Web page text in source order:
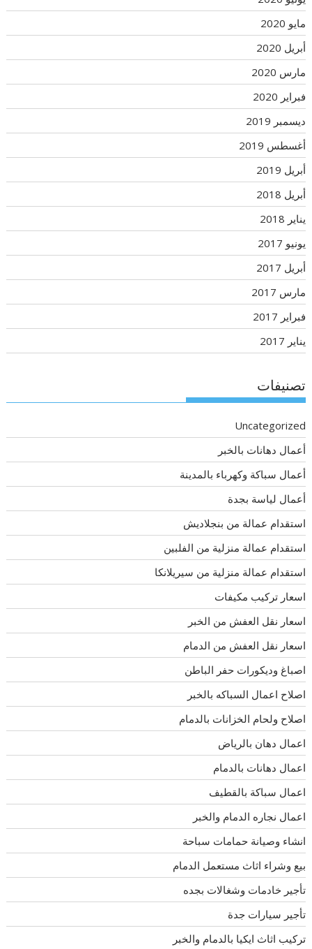
مايو 2020
أبريل 2020
مارس 2020
فبراير 2020
ديسمبر 2019
أغسطس 2019
أبريل 2019
أبريل 2018
يناير 2018
يونيو 2017
أبريل 2017
مارس 2017
فبراير 2017
يناير 2017
تصنيفات
Uncategorized
أعمال دهانات بالخبر
أعمال سباكة وكهرباء بالمدينة
أعمال لياسة بجدة
استقدام عمالة من بنجلاديش
استقدام عمالة منزلية من الفلبين
استقدام عمالة منزلية من سيريلانكا
اسعار تركيب مكيفات
اسعار نقل العفش من الخبر
اسعار نقل العفش من الدمام
اصباغ وديكورات حفر الباطن
اصلاح اعمال السباكه بالخبر
اصلاح ولحام الخزانات بالدمام
اعمال دهان بالرياض
اعمال دهانات بالدمام
اعمال سباكة بالقطيف
اعمال نجاره الدمام والخبر
انشاء وصيانة حمامات سباحة
بيع وشراء اثاث مستعمل الدمام
تأجير خادمات وشغالات بجده
تأجير سيارات جدة
تركيب اثاث ايكيا بالدمام والخبر